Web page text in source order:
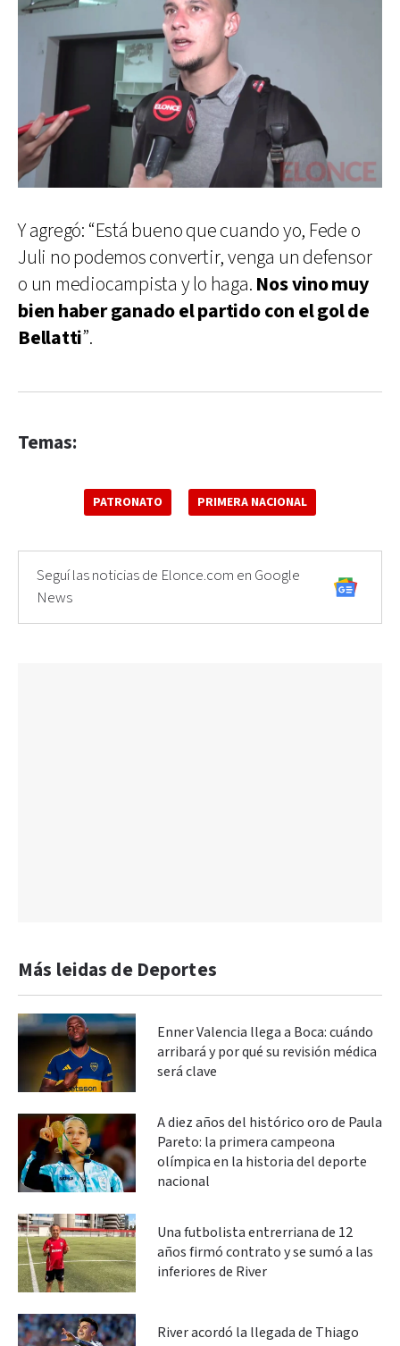
Y agregó: “Está bueno que cuando yo, Fede o
Juli no podemos convertir, venga un defensor
o un mediocampista y lo haga. Nos vino muy
bien haber ganado el partido con el gol de
Bellatti”.
Temas:
PATRONATO PRIMERA NACIONAL
Seguí las noticias de Elonce.com en Google
News
Más leidas de Deportes
Enner Valencia llega a Boca: cuándo
arribará y por qué su revisión médica
será clave
A diez años del histórico oro de Paula
Pareto: la primera campeona
olímpica en la historia del deporte
nacional
Una futbolista entrerriana de 12
años firmó contrato y se sumó a las
inferiores de River
River acordó la llegada de Thiago